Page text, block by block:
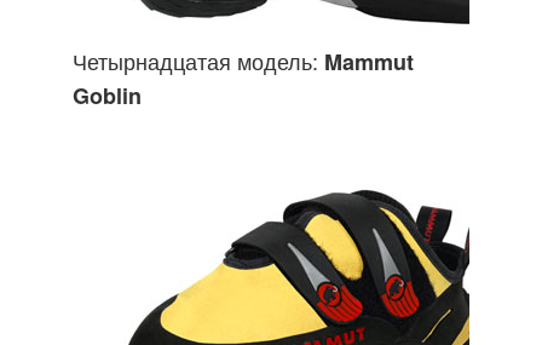
Четырнадцатая модель: Mammut
Goblin